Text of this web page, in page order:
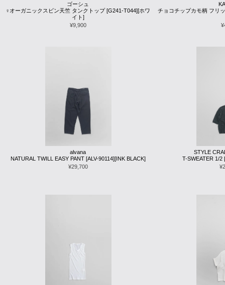
ゴーシュ
♀オーガニックスビン天竺 タンクトップ [G241-T044][ホワ
イト]
¥9,900
チョコチップカモ柄 フリ
alvana
NATURAL TWILL EASY PANT [ALV-90114][INK BLACK]
¥29,700
STYLE
T-SWEATER 1/2